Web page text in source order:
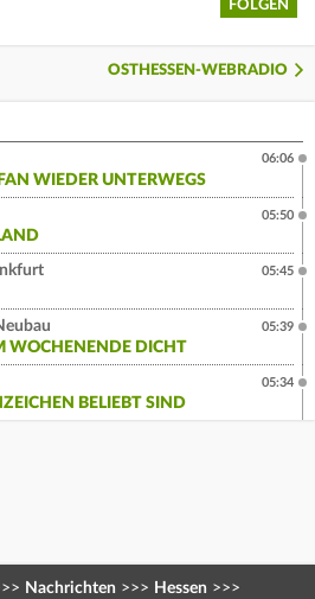
FOLGEN
OSTHESSEN-WEBRADIO
WIEDER UNTERWEGS
06:06
05:50
05:45
WOCHENENDE DICHT
05:39
BELIEBT SIND
05:34
Nachrichten >>> Hessen >>>